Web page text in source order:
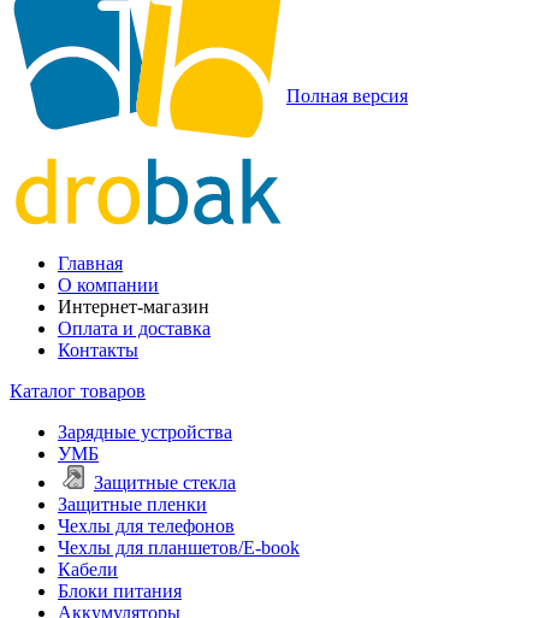
Полная версия
Главная
О компании
Интернет-магазин
Оплата и доставка
Контакты
Каталог товаров
Зарядные устройства
УМБ
Защитные стекла
Защитные пленки
Чехлы для телефонов
Чехлы для планшетов/E-book
Кабели
Блоки питания
Аккумуляторы